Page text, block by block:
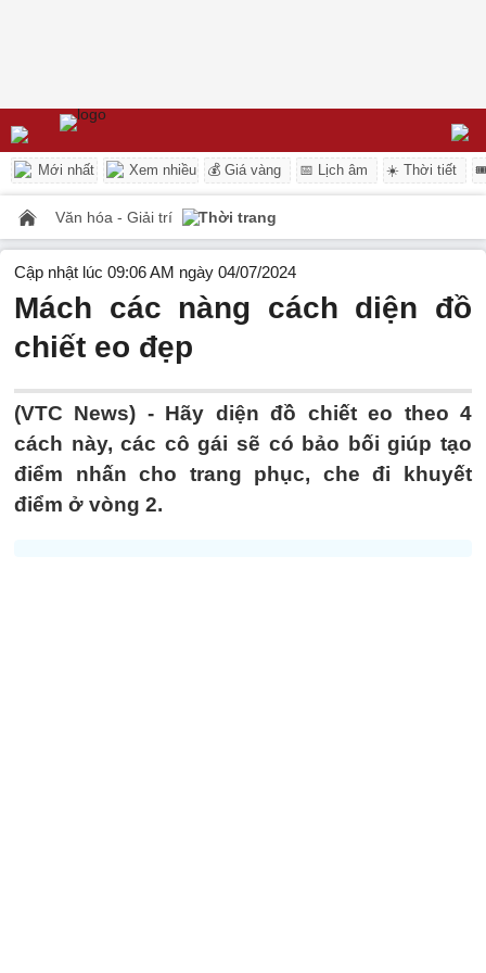
Mới nhất Xem nhiều 💰 Giá vàng 📅 Lịch âm ☀️ Thời tiết
Văn hóa - Giải trí Thời trang
Cập nhật lúc 09:06 AM ngày 04/07/2024
Mách các nàng cách diện đồ
chiết eo đẹp
(VTC News) - Hãy diện đồ chiết eo theo 4
cách này, các cô gái sẽ có bảo bối giúp tạo
điểm nhấn cho trang phục, che đi khuyết
điểm ở vòng 2.